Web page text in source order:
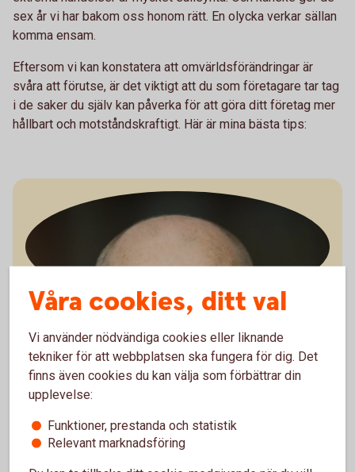
sex år vi har bakom oss honom rätt. En olycka verkar sällan
komma ensam.
Eftersom vi kan konstatera att omvärldsförändringar är
svåra att förutse, är det viktigt att du som företagare tar tag
i de saker du själv kan påverka för att göra ditt företag mer
hållbart och motståndskraftigt. Här är mina bästa tips:
Företagarekonom
Ladda ner bild
Våra cookies, ditt val
Vi använder nödvändiga cookies eller liknande
tekniker för att webbplatsen ska fungera för dig. Det
finns även cookies du kan välja som förbättrar din
upplevelse:
Funktioner, prestanda och statistik
Relevant marknadsföring